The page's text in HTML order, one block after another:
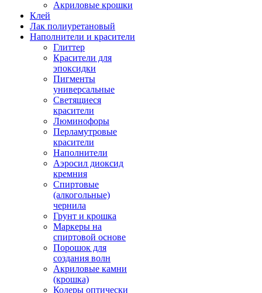
Акриловые крошки
Клей
Лак полиуретановый
Наполнители и красители
Глиттер
Красители для
эпоксидки
Пигменты
универсальные
Светящиеся
красители
Люминофоры
Перламутровые
красители
Наполнители
Аэросил диоксид
кремния
Спиртовые
(алкогольные)
чернила
Грунт и крошка
Маркеры на
спиртовой основе
Порошок для
создания волн
Акриловые камни
(крошка)
Колеры оптически